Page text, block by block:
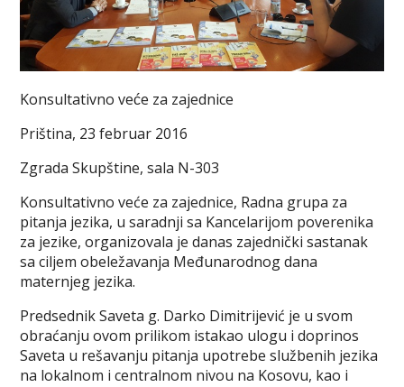
Konsultativno veće za zajednice
Priština, 23 februar 2016
Zgrada Skupštine, sala N-303
Konsultativno veće za zajednice, Radna grupa za
pitanja jezika, u saradnji sa Kancelarijom poverenika
za jezike, organizovala je danas zajednički sastanak
sa ciljem obeležavanja Međunarodnog dana
maternjeg jezika.
Predsednik Saveta g. Darko Dimitrijević je u svom
obraćanju ovom prilikom istakao ulogu i doprinos
Saveta u rešavanju pitanja upotrebe službenih jezika
na lokalnom i centralnom nivou na Kosovu, kao i